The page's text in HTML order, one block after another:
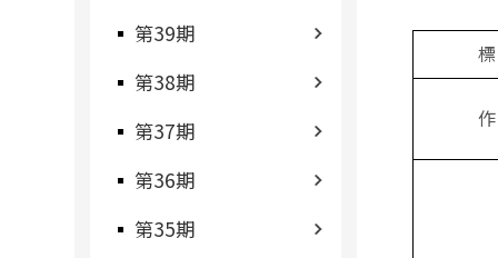
第39期
第38期
第37期
第36期
第35期